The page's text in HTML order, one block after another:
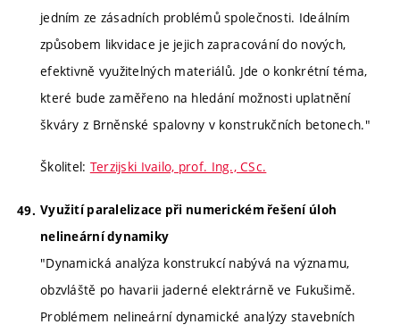
jedním ze zásadních problémů společnosti. Ideálním
způsobem likvidace je jejich zapracování do nových,
efektivně využitelných materiálů. Jde o konkrétní téma,
které bude zaměřeno na hledání možnosti uplatnění
škváry z Brněnské spalovny v konstrukčních betonech."
Školitel: Terzijski Ivailo, prof. Ing., CSc.
Využití paralelizace při numerickém řešení úloh
nelineární dynamiky
"Dynamická analýza konstrukcí nabývá na významu,
obzvláště po havarii jaderné elektrárně ve Fukušimě.
Problémem nelineární dynamické analýzy stavebních